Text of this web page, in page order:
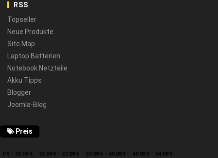
RSS
Topseller
Neue Produkte
Site Map
Laptop Batterien
Notebook Netzteile
Akku Tipps
Blogger
Joomla-Blog
Preis
0 € - 13.08 € 13.08 € - 27.08 € 27.08 € - 40.08 €
40.08 € - 54.08 €